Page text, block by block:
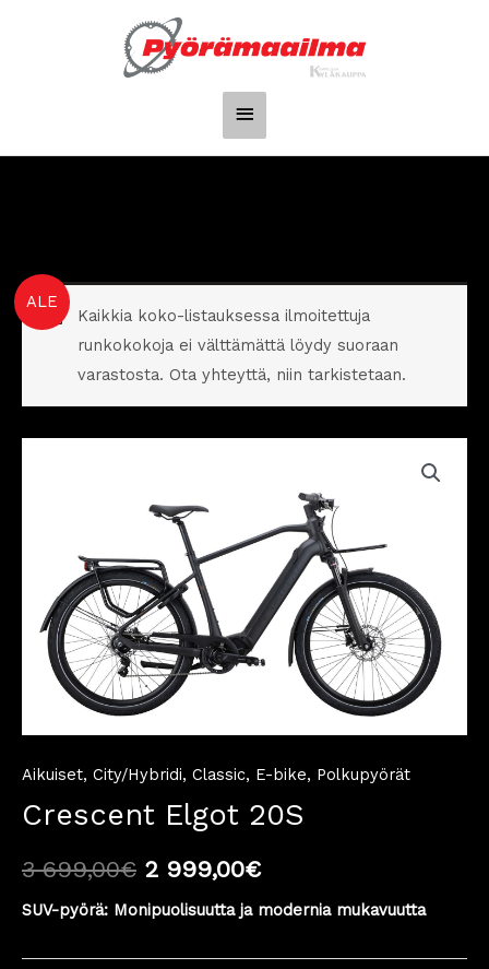
Päävalikko
Kaikkia koko-listauksessa ilmoitettuja
runkokokoja ei välttämättä löydy suoraan
varastosta. Ota yhteyttä, niin tarkistetaan.
ALE
Aikuiset, City/Hybridi, Classic, E-bike, Polkupyörät
Crescent Elgot 20S
3 699,00€
Alkuperäinen
hinta
3
2 999,00€
Nykyinen
hinta
on:
2
SUV-pyörä: Monipuolisuutta ja modernia mukavuutta
Crescent
Elgot